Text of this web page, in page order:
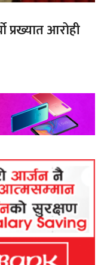
प्रख्यात आरोही